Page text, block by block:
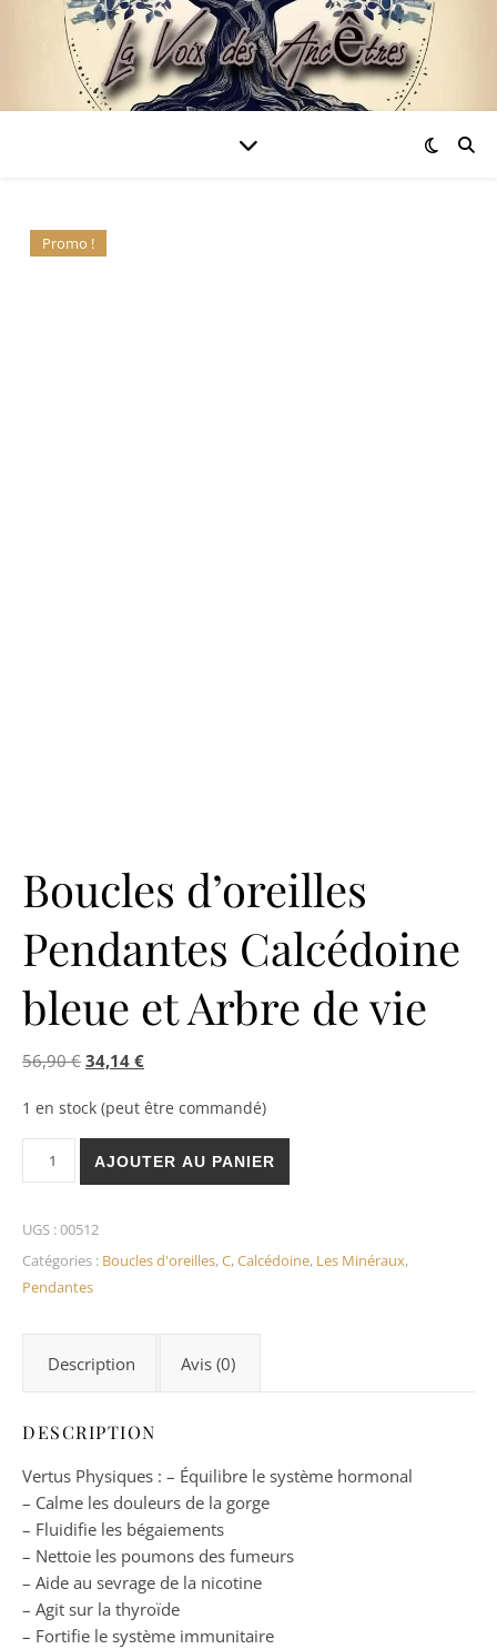
Promo !
Boucles d’oreilles
Pendantes Calcédoine
bleue et Arbre de vie
56,90€ Le prix initial était : 56,90 €.
34,14 €Le prix actuel est : 34,14 €.
1 en stock (peut être commandé)
AJOUTER AU PANIER
UGS :00512
Catégories : Boucles d'oreilles,C,Calcédoine, Les Minéraux,
Pendantes
Description Avis (0)
DESCRIPTION
Vertus Physiques : – Équilibre le système hormonal
– Calme les douleurs de la gorge
– Fluidifie les bégaiements
– Nettoie les poumons des fumeurs
– Aide au sevrage de la nicotine
– Agit sur la thyroïde
– Fortifie le système immunitaire